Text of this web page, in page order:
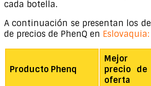
cada botella.
A continuación se presentan los
de precios de PhenQ en Eslovaquia:
Producto Phenq
Mejor
precio de
oferta